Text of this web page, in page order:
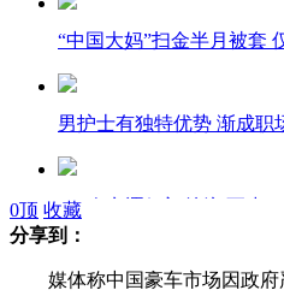
“中国大妈”扫金半月被套
男护士有独特优势 渐成职
686人竞逐伊朗总统 至少
“恨嫁女上司”穿婚纱上班
0顶 收藏
分享到：
媒体称中国豪车市场因政府